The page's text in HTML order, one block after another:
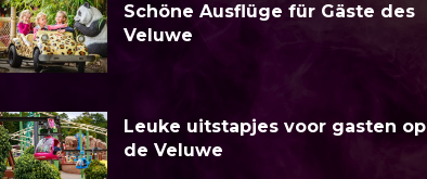
Schöne Ausflüge für Gäste des
Veluwe
Leuke uitstapjes voor gasten op
de Veluwe